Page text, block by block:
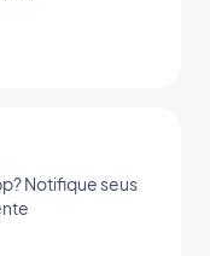
Notifique seus